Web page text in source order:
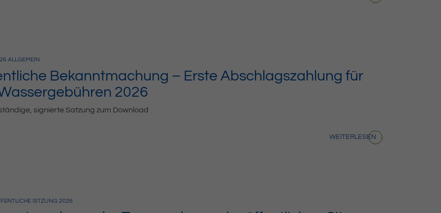
Bekanntmachung – Erste Abschlagszahlung für
2026
ALLGEMEIN
signierte Satzung zum Download
WEITERLESEN
SITZUNG 2026